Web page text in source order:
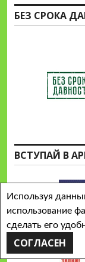
БЕЗ СРОКА
ВСТУПАЙ В
Используя
использование
сделать его
СОГЛАСЕН